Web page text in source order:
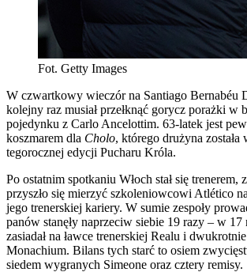
Fot. Getty Images
W czwartkowy wieczór na Santiago Bernabéu
kolejny raz musiał przełknąć gorycz porażki w
pojedynku z Carlo Ancelottim. 63-latek jest
koszmarem dla Cholo, którego drużyna
tegorocznej edycji Pucharu Króla.
Po ostatnim spotkaniu Włoch stał się trenerem,
przyszło się mierzyć szkoleniowcowi Atlético
jego trenerskiej kariery. W sumie zespoły
panów stanęły naprzeciw siebie 19 razy – w 17
zasiadał na ławce trenerskiej Realu i
Monachium. Bilans tych starć to osiem
siedem wygranych Simeone oraz cztery remisy.